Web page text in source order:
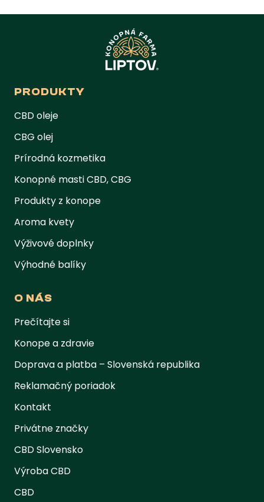
PRODUKTY
CBD oleje
CBG olej
Prírodná kozmetika
Konopné masti CBD, CBG
Produkty z konope
Aroma kvety
Výživové doplnky
Výhodné balíky
O NÁS
Prečítajte si
Konope a zdravie
Doprava a platba – Slovenská republika
Reklamačný poriadok
Kontakt
Privátne značky
CBD Slovensko
Výroba CBD
CBD